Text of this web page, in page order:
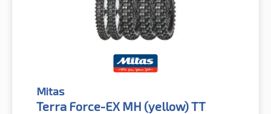
Mitas
Terra Force-EX MH (yellow) TT